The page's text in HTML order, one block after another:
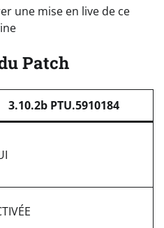
une mise en live de ce
Patch
3.10.2b PTU.5910184